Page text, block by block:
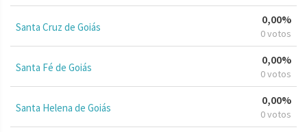
Santa Cruz de Goiás
0,00%
0 votos
Santa Fé de Goiás
0,00%
0 votos
Santa Helena de Goiás
0,00%
0 votos